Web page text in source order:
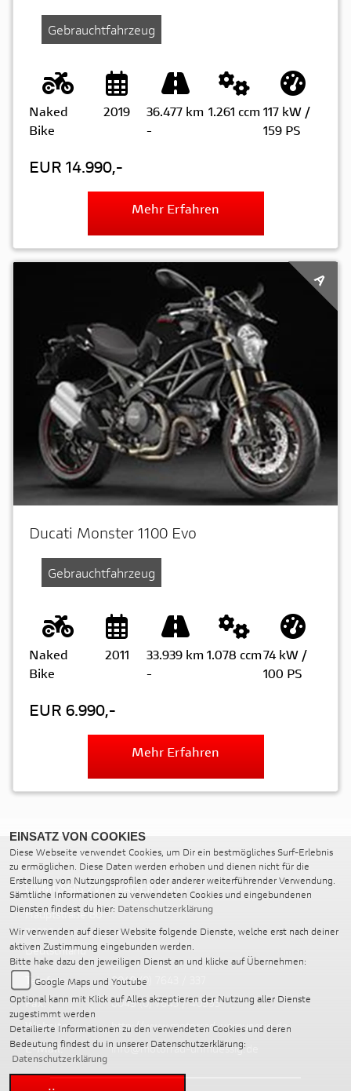
Gebrauchtfahrzeug
Naked
Bike
2019
36.477 km
-
1.261 ccm 117 kW /
159 PS
EUR 14.990,-
Mehr Erfahren
Ducati Monster 1100 Evo
Gebrauchtfahrzeug
Naked
Bike
2011
33.939 km
-
1.078 ccm74 kW /
100 PS
EUR 6.990,-
Mehr Erfahren
A
UNMÜSSIG ZWEIRÄDER GMBH
Hauptstraße 80
79336 Herbolzheim
Deutschland
Telefon:
0049 (0) 7643 / 337
Fax:
0049 (0) 7643 / 40993
Website:
http://www.motorrad-unmuessig.de
E-Mail:
info@motorrad-unmuessig.de
EINSATZ VON COOKIES
Diese Webseite verwendet Cookies, um Dir ein bestmögliches Surf-Erlebnis
zu ermöglichen. Diese Daten werden erhoben und dienen nicht für die
Erstellung von Nutzungsprofilen oder anderer weiterführender Verwendung.
Sämtliche Informationen zu verwendeten Cookies und eingebundenen
Diensten findest du hier: Datenschutzerklärung
Wir verwenden auf dieser Website folgende Dienste, welche erst nach deiner
aktiven Zustimmung eingebunden werden.
Bitte hake dazu den jeweiligen Dienst an und klicke auf Übernehmen:
Google Maps und Youtube
Optional kann mit Klick auf Alles akzeptieren der Nutzung aller Dienste
zugestimmt werden
Detailierte Informationen zu den verwendeten Cookies und deren
Bedeutung findest du in unserer Datenschutzerklärung:
Datenschutzerklärung